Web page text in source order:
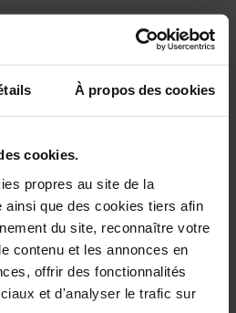
À propos des cookies
cookies.
propres au site de la
ainsi que des cookies tiers afin
du site, reconnaître votre
contenu et les annonces en
offrir des fonctionnalités
et d'analyser le trafic sur
Position